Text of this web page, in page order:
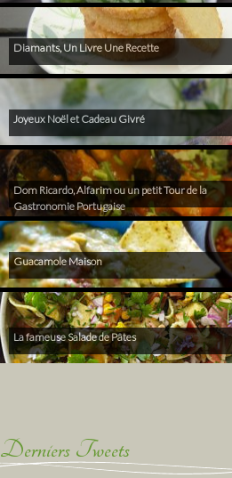
Diamants, Un Livre Une Recette
Joyeux Noël et Cadeau Givré
Dom Ricardo, Alfarim ou un petit Tour de la
Gastronomie Portugaise
Guacamole Maison
La fameuse Salade de Pâtes
Derniers Tweets